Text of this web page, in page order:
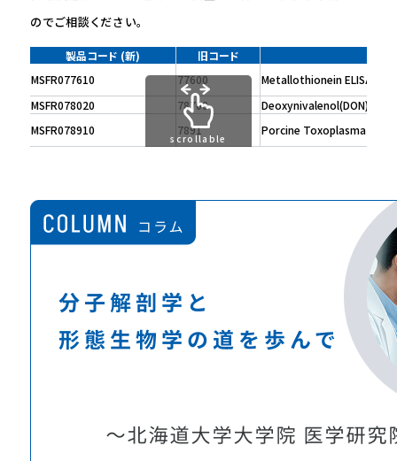
のでご相談ください。
製品コード (新)
旧コード
MSFR077610
77600
Metallothionein ELISA Kit
MSFR078020
78700
Deoxynivalenol(DON)
MSFR078910
7891 Porcine Toxoplasma Ab
scrollable